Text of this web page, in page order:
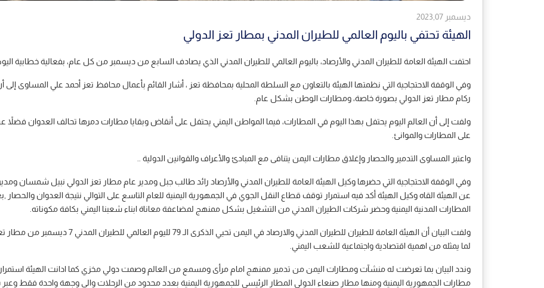
ديسمبر 2023,07
الهيئة تحتفي باليوم العالمي للطيران المدني بمطار تعز الدولي
احتفت الهيئة العامة للطيران المدني والأرصاد، باليوم العالمي للطيران المدني الذي يصادف السابع من ديسمبر من كل عام، بفعالية خطابية
وفي الوقفة الاحتجاجية التي نظمتها الهيئة بالتعاون مع السلطة المحلية بمحافظة تعز ، أشار القائم بأعمال محافظ تعز أحمد علي المساوى
ركام مطار تعز الدولي بصورة خاصة، ومطارات الوطن بشكل عام.
ولفت إلى أن العالم اليوم يحتفل بهذا اليوم في المطارات، فيما المواطن اليمني يحتفل على أنقاض وبقايا مطارات دمرها تحالف العدوان
على المطارات والموانئ.
واعتبر المساوى التدمير والحصار وإغلاق مطارات اليمن يتنافى مع المبادئ والأعراف والقوانين الدولية ..
وفي الوقفة الاحتجاجية التي حضرها وكيل الهيئة العامة للطيران المدني والأرصاد رائد طالب جبل ومدير عام مطار تعز الدولي نبيل شمسان
عن الهيئة القاه وكيل الهيئة أكد فيه استمرار توقف قطاع النقل الجوي في الجمهورية اليمنية للعام التاسع على التوالي نتيجة العدوان
المطارات المدنية اليمنية وحضر شركات الطيران المدني من التشغيل بشكل ممنهج لمضاعفة معاناة ابناء شعبنا اليمني بكافة مكوناته.
ولفت البيان أن الهيئة العامة للطيران للطيران
لما يمثله من اهمية اقتصادية واجتماعية للشعب اليمني.
وندد البيان بما تعرضت له منشآت ومطارات اليمن من تدمير ممنهج امام مرأى ومسمع من العالم وصمت دولي مخزي كما ادانت الهيئة
مطارات الجمهورية اليمنية ومنها مطار صنعاء الدولي المطار الرئيسي للجمهورية اليمنية بعدد محدود من الرحلات والى وجهة واحدة فقط وعبر